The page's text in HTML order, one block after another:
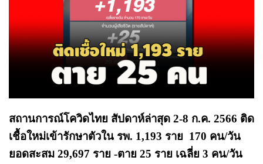
สถานการณ์โควิดไทย สัปดาห์ล่าสุด 2-8 ก.ค. 2566 ติด
เชื้อใหม่เข้ารักษาตัวใน รพ. 1,193 ราย 170 คน/วัน
ยอดสะสม 29,697 ราย -ตาย 25 ราย เฉลี่ย 3 คน/วัน